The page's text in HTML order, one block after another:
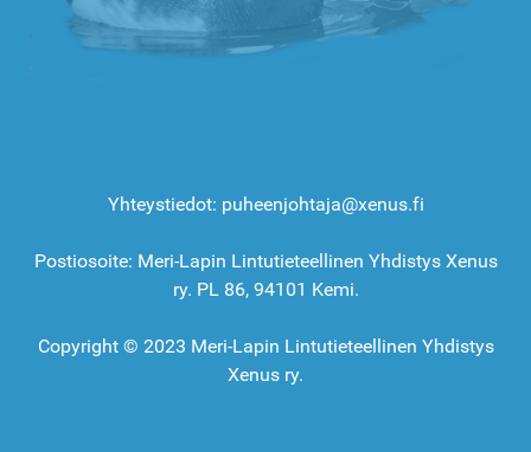
Yhteystiedot: puheenjohtaja@xenus.fi
Postiosoite: Meri-Lapin Lintutieteellinen Yhdistys Xenus
ry. PL 86, 94101 Kemi.
Copyright © 2023 Meri-Lapin Lintutieteellinen Yhdistys
Xenus ry.